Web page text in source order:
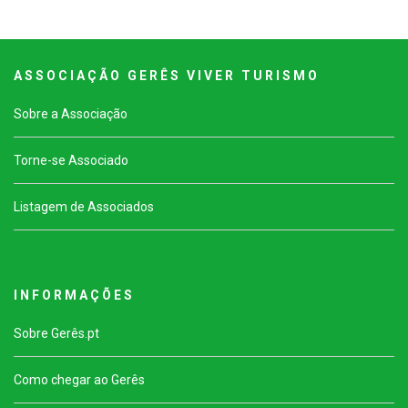
A S S O C I A Ç Ã O G E R Ê S V I V E R T U R I S M O
Sobre a Associação
Torne-se Associado
Listagem de Associados
I N F O R M A Ç Õ E S
Sobre Gerês.pt
Como chegar ao Gerês